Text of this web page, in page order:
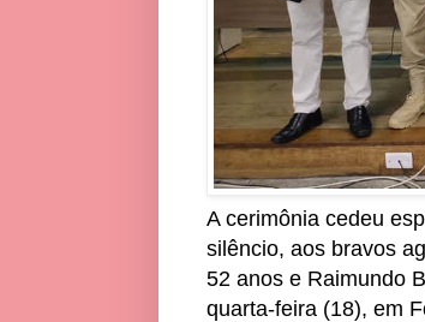
A cerimônia cedeu
silêncio, aos bravos
52 anos e Raimundo
quarta-feira (18), em